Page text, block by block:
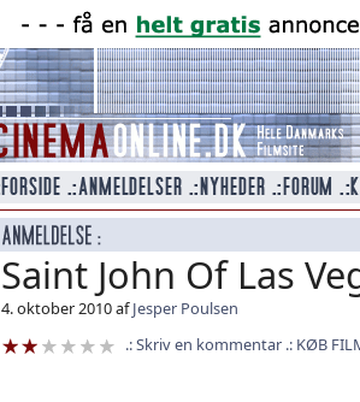
Saint John Of Las
4. oktober 2010 afJesper Poulsen
Skriv en kommentar
KØB